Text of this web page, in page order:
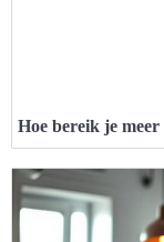
Hoe bereik je meer